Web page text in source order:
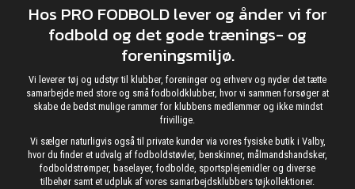
Hos PRO FODBOLD lever og ånder vi for
fodbold og det gode trænings- og
foreningsmiljø.
Vi leverer tøj og udstyr til klubber, foreninger og erhverv og nyder det tætte
samarbejde med store og små fodboldklubber, hvor vi sammen forsøger at
skabe de bedst mulige rammer for klubbens medlemmer og ikke mindst
frivillige.
Vi sælger naturligvis også til private kunder via vores fysiske butik i Valby,
hvor du finder et udvalg af fodboldstøvler, benskinner, målmandshandsker,
fodboldstrømper, baselayer, fodbolde, sportsplejemidler og diverse
tilbehør samt et udpluk af vores samarbejdsklubbers tøjkollektioner.